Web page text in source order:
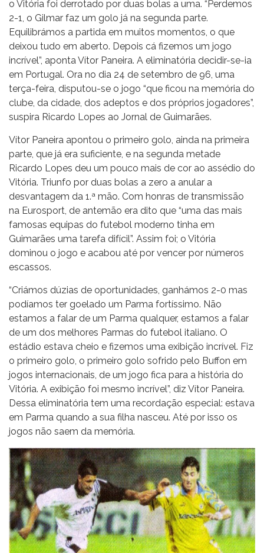
o Vitória foi derrotado por duas bolas a uma. “Perdemos
2-1, o Gilmar faz um golo já na segunda parte.
Equilibrámos a partida em muitos momentos, o que
deixou tudo em aberto. Depois cá fizemos um jogo
incrível”, aponta Vítor Paneira. A eliminatória decidir-se-ia
em Portugal. Ora no dia 24 de setembro de 96, uma
terça-feira, disputou-se o jogo “que ficou na memória do
clube, da cidade, dos adeptos e dos próprios jogadores”,
suspira Ricardo Lopes ao Jornal de Guimarães.
Vítor Paneira apontou o primeiro golo, ainda na primeira
parte, que já era suficiente, e na segunda metade
Ricardo Lopes deu um pouco mais de cor ao assédio do
Vitória. Triunfo por duas bolas a zero a anular a
desvantagem da 1.ª mão. Com honras de transmissão
na Eurosport, de antemão era dito que “uma das mais
famosas equipas do futebol moderno tinha em
Guimarães uma tarefa difícil”. Assim foi; o Vitória
dominou o jogo e acabou até por vencer por números
escassos.
“Criámos dúzias de oportunidades, ganhámos 2-0 mas
podíamos ter goelado um Parma fortíssimo. Não
estamos a falar de um Parma qualquer, estamos a falar
de um dos melhores Parmas do futebol italiano. O
estádio estava cheio e fizemos uma exibição incrível. Fiz
o primeiro golo, o primeiro golo sofrido pelo Buffon em
jogos internacionais, de um jogo fica para a história do
Vitória. A exibição foi mesmo incrível”, diz Vítor Paneira.
Dessa eliminatória tem uma recordação especial: estava
em Parma quando a sua filha nasceu. Até por isso os
jogos não saem da memória.